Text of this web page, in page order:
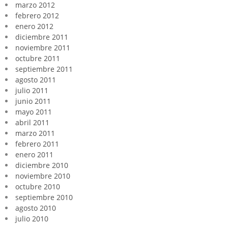
marzo 2012
febrero 2012
enero 2012
diciembre 2011
noviembre 2011
octubre 2011
septiembre 2011
agosto 2011
julio 2011
junio 2011
mayo 2011
abril 2011
marzo 2011
febrero 2011
enero 2011
diciembre 2010
noviembre 2010
octubre 2010
septiembre 2010
agosto 2010
julio 2010